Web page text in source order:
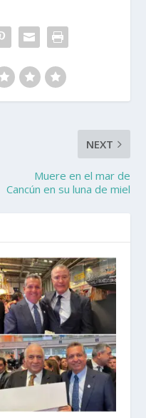
NEXT
Muere en el mar de
Cancún en su luna de miel